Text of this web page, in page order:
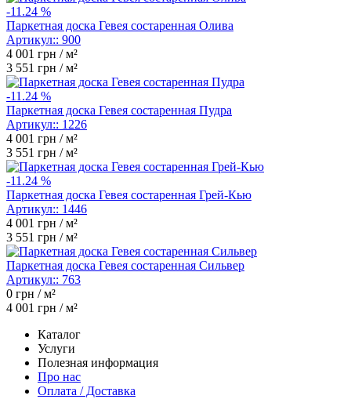
-11.24 %
Паркетная доска Гевея состаренная Олива
Артикул:: 900
4 001 грн / м²
3 551 грн / м²
-11.24 %
Паркетная доска Гевея состаренная Пудра
Артикул:: 1226
4 001 грн / м²
3 551 грн / м²
-11.24 %
Паркетная доска Гевея состаренная Грей-Кью
Артикул:: 1446
4 001 грн / м²
3 551 грн / м²
Паркетная доска Гевея состаренная Сильвер
Артикул:: 763
0 грн / м²
4 001 грн / м²
Каталог
Услуги
Полезная информация
Про нас
Оплата / Доставка